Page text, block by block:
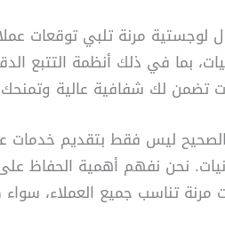
لوجستية مرنة تلبي توقعات
بما في ذلك أنظمة التتبع
تضمن لك شفافية عالية
ليس فقط بتقديم خدمات
نحن نفهم أهمية الحفاظ
مرنة تناسب جميع العملاء،